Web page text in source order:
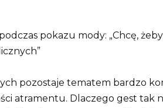
pokazu mody: „Chcę,
pozostaje tematem bardzo
atramentu. Dlaczego gest tak